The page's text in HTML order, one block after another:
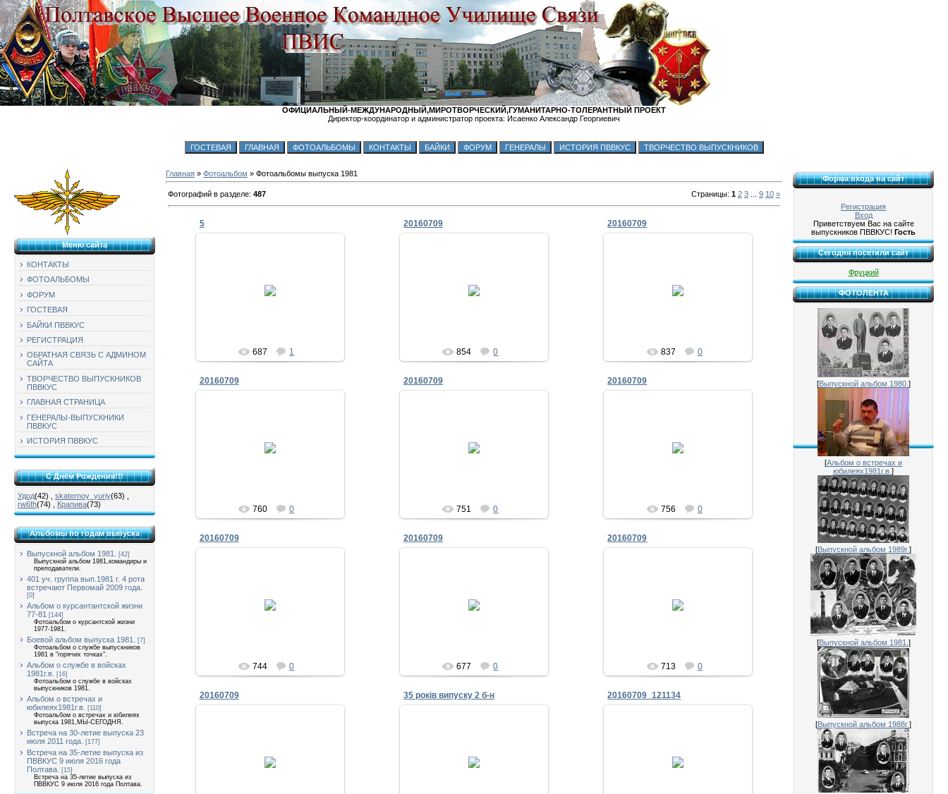
ОФИЦИАЛЬНЫЙ-МЕЖДУНАРОДНЫЙ,МИРОТВОРЧЕСКИЙ,ГУМАНИТАРНО-ТОЛЕРАНТНЫЙ ПРОЕКТ
Директор-координатор и администратор проекта: Исаенко Александр Георгиевич
Меню сайта
КОНТАКТЫ
ФОТОАЛЬБОМЫ
ФОРУМ
ГОСТЕВАЯ
БАЙКИ ПВВКУС
РЕГИСТРАЦИЯ
ОБРАТНАЯ СВЯЗЬ С АДМИНОМ
САЙТА
ТВОРЧЕСТВО ВЫПУСКНИКОВ
ПВВКУС
ГЛАВНАЯ СТРАНИЦА
ГЕНЕРАЛЫ-ВЫПУСКНИКИ
ПВВКУС
ИСТОРИЯ ПВВКУС
С Днём Рождения!!!
Удод(42) skaternoy_yuriy(63)
rw6fh(74) Крапива(73)
Альбомы по годам выпуска
Выпускной альбом 1981.
[42]
Выпускной альбом 1981,командиры и
преподаватели.
401 уч. группа вып.1981 г. 4 рота
встречают Первомай 2009 года.
[0]
Альбом о курсантантской жизни
77-81 [144]
Фотоальбом о курсантской жизни
1977-1981.
Боевой альбом выпуска 1981.
[7]
Фотоальбом о службе выпускников
1981 в "горячих точках".
Альбом о службе в войсках
1981г.в.
[16]
Фотоальбом о службе в войсках
выпускников 1981.
Альбом о встречах и
юбилеях1981г.в.
[110]
Фотоальбом о встречах и юбилеях
выпуска 1981,МЫ-СЕГОДНЯ.
Встреча на 30-летие выпуска 23
июля 2011 года.
[177]
Встреча на 35-летие выпуска из
ПВВКУС 9 июля 2016 года
Полтава.
[15]
Встреча на 35-летие выпуска из
ПВВКУС 9 июля 2016 года Полтава.
Главная » Фотоальбом » Фотоальбомы выпуска 1981
Фотографий в разделе: 487 Страницы: 1 2 3 9 10 »
5
ВСТРЕЧА
687 1
20160709
.
854 0
20160709
у Корпусному парку
837 0
20160709
командири
760 0
20160709
.
751 0
20160709
5 рота
756 0
20160709
і про рибалку поговорили
744 0
20160709
у затінку
677 0
20160709
Гетьман і комбат
713 0
20160709
Юра, як завжди, весь у справах
35 років випуску 2 б-н
пам"ятна нагорода комбату
20160709_121134
біля рідної казарми
Форма входа на сайт
Регистрация
Вход
Приветствуем Вас на сайте
выпускников ПВВКУС! Гость
Сегодня посетили сайт
Фруцкий
ФОТОЛЕНТА
[Выпускной альбом 1980. ]
[Альбом о встречах и
юбилеях1981г.в. ]
[Выпускной альбом 1989г.]
[Выпускной альбом 1981. ]
[Выпускной альбом 1988г.]